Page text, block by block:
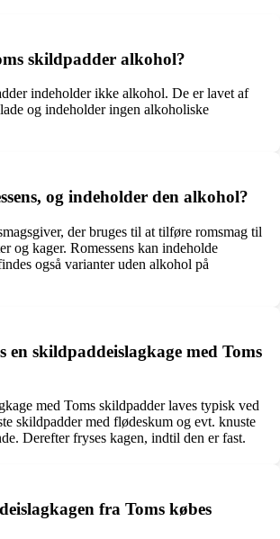
skildpadder alkohol?
indeholder ikke alkohol. De er lavet af
og indeholder ingen alkoholiske
og indeholder den alkohol?
der bruges til at tilføre romsmag til
og kager. Romessens kan indeholde
også varianter uden alkohol på
en skildpaddeislagkage med Toms
med Toms skildpadder laves typisk ved
skildpadder med flødeskum og evt. knuste
Derefter fryses kagen, indtil den er fast.
fra Toms købes